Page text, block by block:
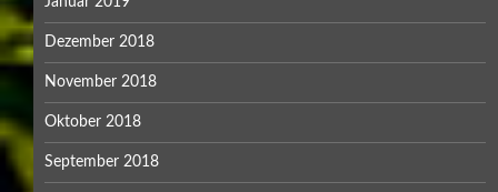
Dezember 2018
November 2018
Oktober 2018
September 2018